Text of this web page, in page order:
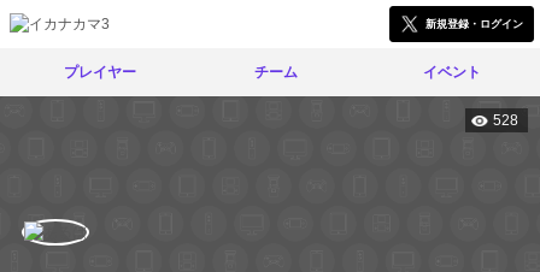
新規登録・ログイン
プレイヤー チーム イベント
528